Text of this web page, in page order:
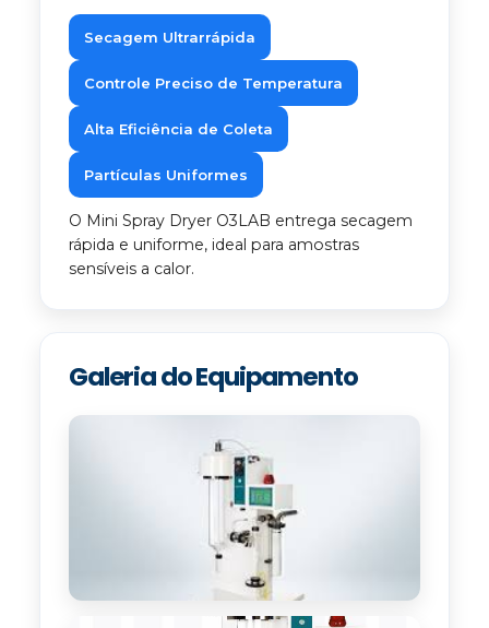
Secagem Ultrarrápida
Controle Preciso de Temperatura
Alta Eficiência de Coleta
Partículas Uniformes
O Mini Spray Dryer O3LAB entrega secagem
rápida e uniforme, ideal para amostras
sensíveis a calor.
Galeria do Equipamento